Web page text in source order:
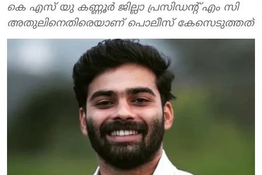
കെ എസ് യു കണ്ണൂര്‍ ജില്ലാ പ്രസിഡന്റ് എം സി
അതുലിനെതിരെയാണ് പൊലീസ് കേസെടുത്തത്